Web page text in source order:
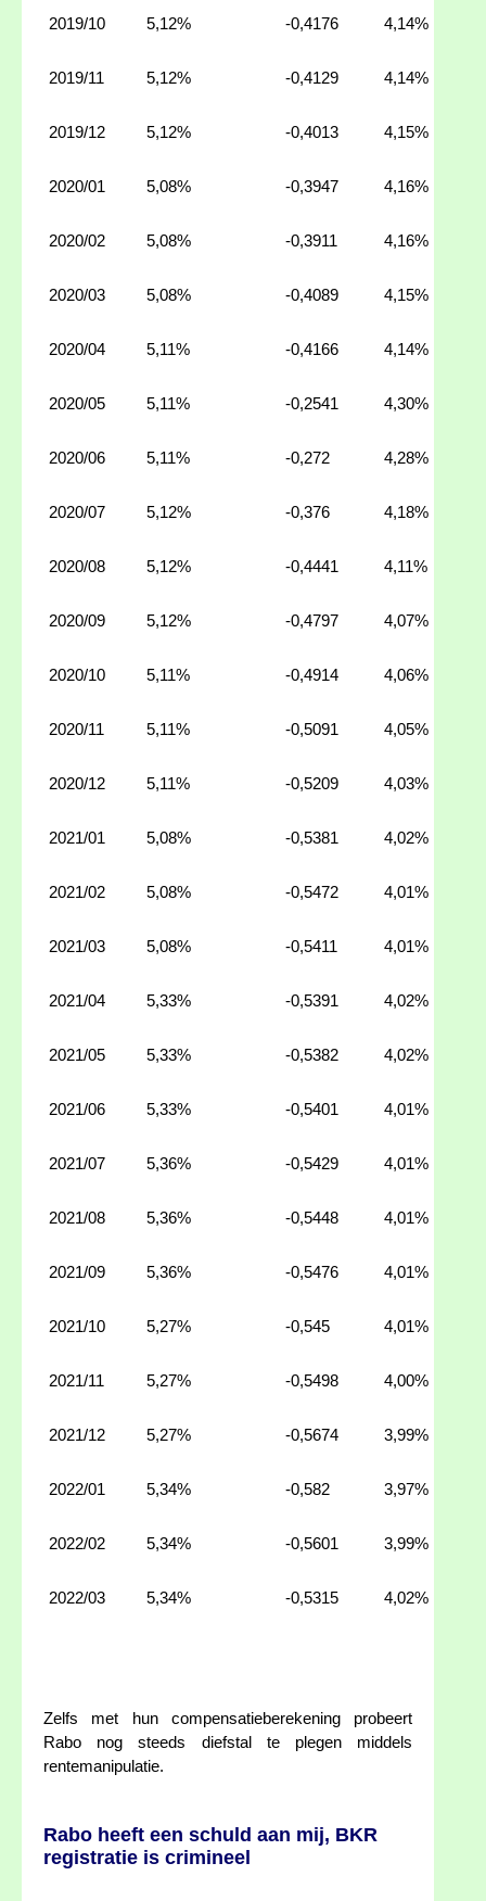
2019/10 5,12% -0,4176 4,14%
2019/11 5,12% -0,4129 4,14%
2019/12 5,12% -0,4013 4,15%
2020/01 5,08% -0,3947 4,16%
2020/02 5,08% -0,3911 4,16%
2020/03 5,08% -0,4089 4,15%
2020/04 5,11% -0,4166 4,14%
2020/05 5,11% -0,2541 4,30%
2020/06 5,11% -0,272 4,28%
2020/07 5,12% -0,376 4,18%
2020/08 5,12% -0,4441 4,11%
2020/09 5,12% -0,4797 4,07%
2020/10 5,11% -0,4914 4,06%
2020/11 5,11% -0,5091 4,05%
2020/12 5,11% -0,5209 4,03%
2021/01 5,08% -0,5381 4,02%
2021/02 5,08% -0,5472 4,01%
2021/03 5,08% -0,5411 4,01%
2021/04 5,33% -0,5391 4,02%
2021/05 5,33% -0,5382 4,02%
2021/06 5,33% -0,5401 4,01%
2021/07 5,36% -0,5429 4,01%
2021/08 5,36% -0,5448 4,01%
2021/09 5,36% -0,5476 4,01%
2021/10 5,27% -0,545 4,01%
2021/11 5,27% -0,5498 4,00%
2021/12 5,27% -0,5674 3,99%
2022/01 5,34% -0,582 3,97%
2022/02 5,34% -0,5601 3,99%
2022/03 5,34% -0,5315 4,02%
Zelfs met hun compensatieberekening probeert
Rabo nog steeds diefstal te plegen middels
rentemanipulatie.
Rabo heeft een schuld aan mij, BKR
registratie is crimineel